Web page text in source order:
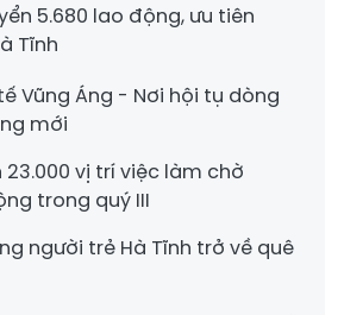
5.680 lao động, ưu tiên
Tĩnh
Vũng Áng - Nơi hội tụ dòng
mới
23.000 vị trí việc làm chờ
trong quý III
người trẻ Hà Tĩnh trở về quê